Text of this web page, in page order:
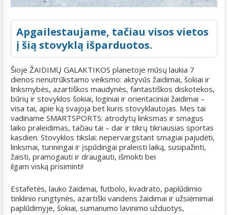
Apgailestaujame, tačiau visos vietos
į šią stovyklą išparduotos.
Šioje ŽAIDIMŲ GALAKTIKOS planetoje mūsų laukia 7
dienos nenutrūkstamo veiksmo: aktyvūs žaidimai, šokiai ir
linksmybės, azartiškos maudynės, fantastiškos diskotekos,
būrių ir stovyklos šokiai, loginiai ir orientaciniai žaidimai –
visa tai, apie ką svajoja bet kuris stovyklautojas. Mes tai
vadiname SMARTSPORTS: atrodytų linksmas ir smagus
laiko praleidimas, tačiau tai – dar ir tikrų tikriausias sportas
kasdien. Stovyklos tikslai: nepervargstant smagiai pajudėti,
linksmai, turiningai ir įspūdingai praleisti laiką, susipažinti,
žaisti, pramogauti ir draugauti, išmokti bei
ilgam viską prisiminti!
Estafetės, lauko žaidimai, futbolo, kvadrato, paplūdimio
tinklinio rungtynės, azartiški vandens žaidimai ir užsiėmimai
paplūdimyje, šokiai, sumanumo lavinimo užduotys,